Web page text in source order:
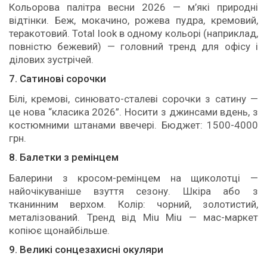
Кольорова палітра весни 2026 — м’які природні
відтінки. Беж, мокачино, рожева пудра, кремовий,
теракотовий. Total look в одному кольорі (наприклад,
повністю бежевий) — головний тренд для офісу і
ділових зустрічей.
7. Сатинові сорочки
Білі, кремові, синювато-сталеві сорочки з сатину —
це нова “класика 2026”. Носити з джинсами вдень, з
костюмними штанами ввечері. Бюджет: 1500-4000
грн.
8. Балетки з ремінцем
Балерини з кросом-ремінцем на щиколотці —
найочікуваніше взуття сезону. Шкіра або з
тканинним верхом. Колір: чорний, золотистий,
металізований. Тренд від Miu Miu — мас-маркет
копіює щонайбільше.
9. Великі сонцезахисні окуляри